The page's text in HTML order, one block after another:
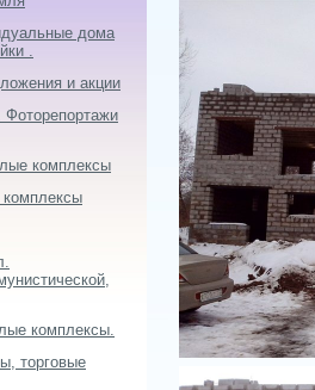
дома
.
и акции
Фоторепортажи
комплексы
комплексы
комплексы.
торговые